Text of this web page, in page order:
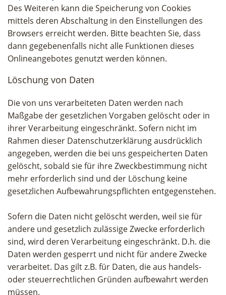
Des Weiteren kann die Speicherung von Cookies
mittels deren Abschaltung in den Einstellungen des
Browsers erreicht werden. Bitte beachten Sie, dass
dann gegebenenfalls nicht alle Funktionen dieses
Onlineangebotes genutzt werden können.
Löschung von Daten
Die von uns verarbeiteten Daten werden nach
Maßgabe der gesetzlichen Vorgaben gelöscht oder in
ihrer Verarbeitung eingeschränkt. Sofern nicht im
Rahmen dieser Datenschutzerklärung ausdrücklich
angegeben, werden die bei uns gespeicherten Daten
gelöscht, sobald sie für ihre Zweckbestimmung nicht
mehr erforderlich sind und der Löschung keine
gesetzlichen Aufbewahrungspflichten entgegenstehen.
Sofern die Daten nicht gelöscht werden, weil sie für
andere und gesetzlich zulässige Zwecke erforderlich
sind, wird deren Verarbeitung eingeschränkt. D.h. die
Daten werden gesperrt und nicht für andere Zwecke
verarbeitet. Das gilt z.B. für Daten, die aus handels-
oder steuerrechtlichen Gründen aufbewahrt werden
müssen.